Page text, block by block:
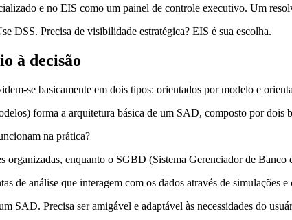
e no EIS como um painel de controle executivo. Um
DSS. Precisa de visibilidade estratégica? EIS é sua escolha.
à decisão
se basicamente em dois tipos: orientados por modelo e
forma a arquitetura básica de um SAD, composto por dois
na prática?
organizadas, enquanto o SGBD (Sistema Gerenciador de Banco
de análise que interagem com os dados através de simulações
SAD. Precisa ser amigável e adaptável às necessidades do